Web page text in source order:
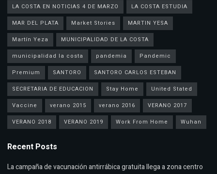
LA COSTA EN NOTICIAS 4 DE MARZO
LA COSTA ESTUDIA
MAR DEL PLATA
Market Stories
MARTIN YESA
Martín Yeza
MUNICIPALIDAD DE LA COSTA
municipalidad la costa
pandemia
Pandemic
Premium
SANTORO
SANTORO CARLOS ESTEBAN
SECRETARIA DE EDUCACION
Stay Home
United Stated
Vaccine
verano 2015 verano 2016
VERANO 2017
VERANO 2018
VERANO 2019 Work From Home Wuhan
Recent Posts
La campaña de vacunación antirrábica gratuita llega a zona centro